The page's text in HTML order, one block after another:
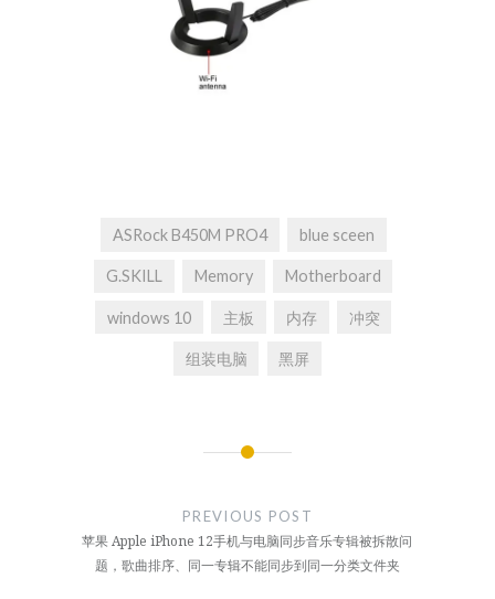
ASRock B450M PRO4 blue sceen
G.SKILL Memory Motherboard
windows 10 主板 内存 冲突
组装电脑 黑屏
PREVIOUS POST
苹果 Apple iPhone 12手机与电脑同步音乐专辑被拆散问
题，歌曲排序、同一专辑不能同步到同一分类文件夹